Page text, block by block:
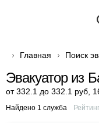
Главная Поиск
Эвакуатор из
от 332.1 до 332.1 руб
Найдено 1 служба